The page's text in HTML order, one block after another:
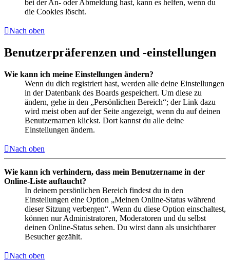
bei der An- oder Abmeldung hast, kann es helfen, wenn du
die Cookies löscht.
Nach oben
Benutzerpräferenzen und -einstellungen
Wie kann ich meine Einstellungen ändern?
Wenn du dich registriert hast, werden alle deine Einstellungen
in der Datenbank des Boards gespeichert. Um diese zu
ändern, gehe in den „Persönlichen Bereich“; der Link dazu
wird meist oben auf der Seite angezeigt, wenn du auf deinen
Benutzernamen klickst. Dort kannst du alle deine
Einstellungen ändern.
Nach oben
Wie kann ich verhindern, dass mein Benutzername in der
Online-Liste auftaucht?
In deinem persönlichen Bereich findest du in den
Einstellungen eine Option „Meinen Online-Status während
dieser Sitzung verbergen“. Wenn du diese Option einschaltest,
können nur Administratoren, Moderatoren und du selbst
deinen Online-Status sehen. Du wirst dann als unsichtbarer
Besucher gezählt.
Nach oben